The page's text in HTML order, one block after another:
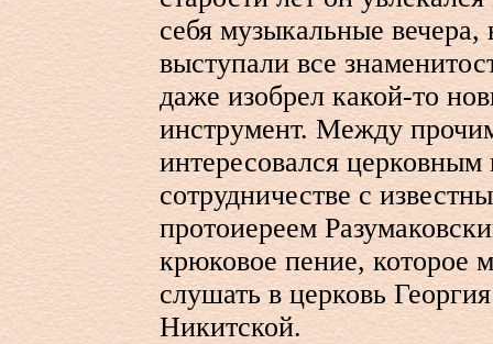
себя музыкальные вечера,
выступали все
даже изобрел какой-то
инструмент. Между
интересовался
сотрудничестве с
протоиереем
крюковое пение, которое
слушать в церковь
Никитской.